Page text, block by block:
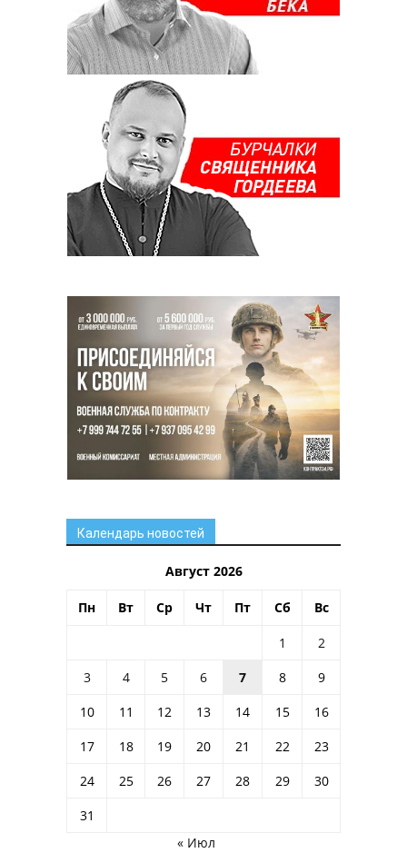
Календарь новостей
Август 2026
Пн Вт Ср Чт Пт Сб Вс
1
2
3
4 5 6 7 8
9
10
11 12 13 14 15
16
17
18 19 20 21 22
23
24
25 26 27 28 29
30
31
« Июл